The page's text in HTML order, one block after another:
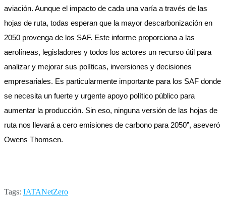
aviación. Aunque el impacto de cada una varía a través de las
hojas de ruta, todas esperan que la mayor descarbonización en
2050 provenga de los SAF. Este informe proporciona a las
aerolíneas, legisladores y todos los actores un recurso útil para
analizar y mejorar sus políticas, inversiones y decisiones
empresariales. Es particularmente importante para los SAF donde
se necesita un fuerte y urgente apoyo político público para
aumentar la producción. Sin eso, ninguna versión de las hojas de
ruta nos llevará a cero emisiones de carbono para 2050”, aseveró
Owens Thomsen.
Tags: IATANetZero